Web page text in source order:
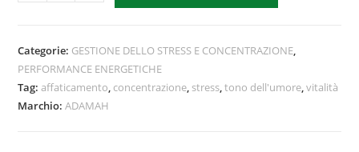
Categorie: GESTIONE DELLO STRESS E CONCENTRAZIONE,
PERFORMANCE ENERGETICHE
Tag:affaticamento, concentrazione, stress,tono dell'umore,vitalità
Marchio:ADAMAH